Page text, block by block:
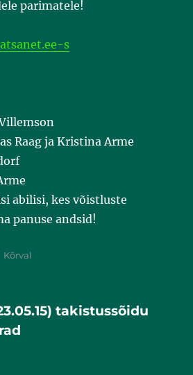
parimatele!
s
Raag ja Kristina Arme
abilisi, kes võistluste
panuse andsid!
Kõrval
takistussõidu